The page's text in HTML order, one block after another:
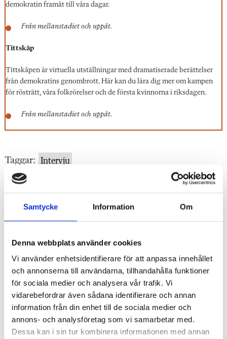
Samtycke Information Om
Denna webbplats använder cookies
Vi använder enhetsidentifierare för att anpassa innehållet
och annonserna till användarna, tillhandahålla funktioner
för sociala medier och analysera vår trafik. Vi
vidarebefordrar även sådana identifierare och annan
information från din enhet till de sociala medier och
annons- och analysföretag som vi samarbetar med.
Dessa kan i sin tur kombinera informationen med annan
demokratin framåt till våra dagar.
Från mellanstadiet och uppåt.
Tittskåp
Tittskåpen är virtuella utställningar med dramatiserade berättelser
från demokratins genombrott. Här kan du lära dig mer om kampen
för rösträtt, våra folkrörelser och de första kvinnorna i riksdagen.
Från mellanstadiet och uppåt.
Taggar: Intervju